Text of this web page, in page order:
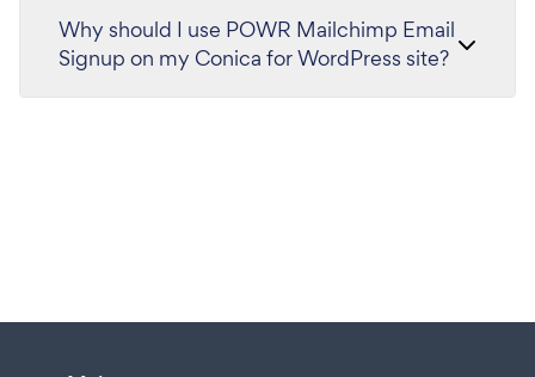
Why should I use POWR Mailchimp Email
Signup on my Conica for WordPress site?